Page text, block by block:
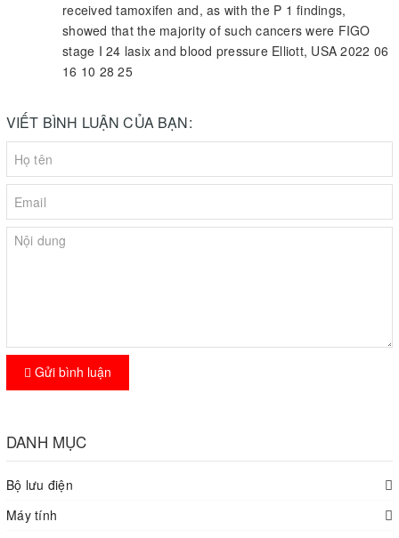
received tamoxifen and, as with the P 1 findings,
showed that the majority of such cancers were FIGO
stage I 24 lasix and blood pressure Elliott, USA 2022 06
16 10 28 25
VIẾT BÌNH LUẬN CỦA BẠN:
Gửi bình luận
DANH MỤC
Bộ lưu điện
Máy tính